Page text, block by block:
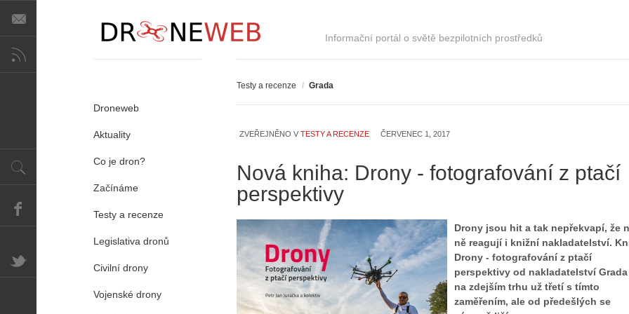
Informační portál o světě bezpilotních prostředků
Testy a recenze / Grada
ZVEŘEJNĚNO V TESTY A RECENZE ČERVENEC 1, 2017
Nová kniha: Drony - fotografování z ptačí
perspektivy
Drony jsou hit a tak nepřekvapí, že
ně reagují i knižní nakladatelství.
Drony - fotografování z ptačí
perspektivy od nakladatelství
na zdejším trhu už třetí s tímto
zaměřením, ale od předešlých se
Droneweb
Aktuality
Co je dron?
Začínáme
Testy a recenze
Legislativa dronů
Civilní drony
Vojenské drony